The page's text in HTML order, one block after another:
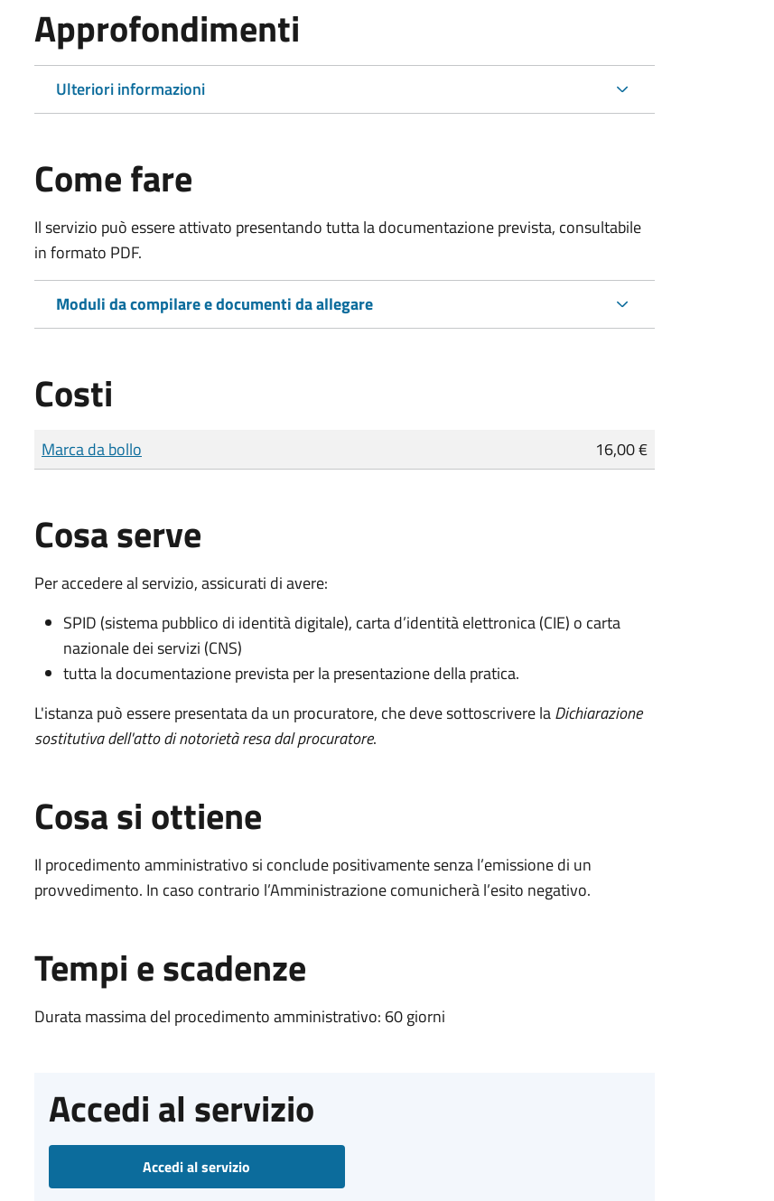
Approfondimenti
Ulteriori informazioni
Come fare
Il servizio può essere attivato presentando tutta la documentazione prevista, consultabile
in formato PDF.
Moduli da compilare e documenti da allegare
Costi
Tipo di pagamento
Importo
Marca da bollo 16,00 €
Cosa serve
Per accedere al servizio, assicurati di avere:
SPID (sistema pubblico di identità digitale), carta d’identità elettronica (CIE) o carta
nazionale dei servizi (CNS)
tutta la documentazione prevista per la presentazione della pratica.
L'istanza può essere presentata da un procuratore, che deve sottoscrivere laDichiarazione
sostitutiva dell'atto di notorietà resa dal procuratore.
Cosa si ottiene
Il procedimento amministrativo si conclude positivamente senza l’emissione di un
provvedimento. In caso contrario l’Amministrazione comunicherà l’esito negativo.
Tempi e scadenze
Durata massima del procedimento amministrativo: 60 giorni
Accedi al servizio
Accedi al servizio